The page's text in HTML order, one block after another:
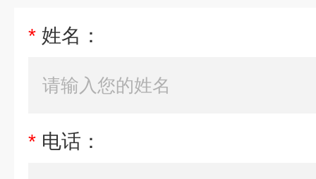
* 姓名：
* 电话：